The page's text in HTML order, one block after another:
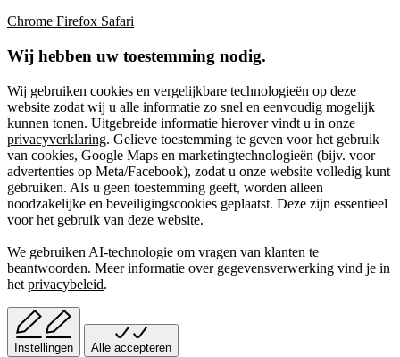
Chrome Firefox Safari
Wij hebben uw toestemming nodig.
Wij gebruiken cookies en vergelijkbare technologieën op deze
website zodat wij u alle informatie zo snel en eenvoudig mogelijk
kunnen tonen. Uitgebreide informatie hierover vindt u in onze
privacyverklaring. Gelieve toestemming te geven voor het gebruik
van cookies, Google Maps en marketingtechnologieën (bijv. voor
advertenties op Meta/Facebook), zodat u onze website volledig kunt
gebruiken. Als u geen toestemming geeft, worden alleen
noodzakelijke en beveiligingscookies geplaatst. Deze zijn essentieel
voor het gebruik van deze website.
We gebruiken AI-technologie om vragen van klanten te
beantwoorden. Meer informatie over gegevensverwerking vind je in
het privacybeleid.
Instellingen Alle accepteren